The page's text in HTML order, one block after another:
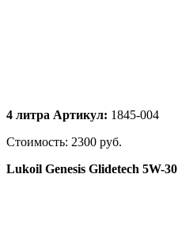
4 литра Артикул: 1845-004
Стоимость: 2300 руб.
Lukoil Genesis Glidetech 5W-30